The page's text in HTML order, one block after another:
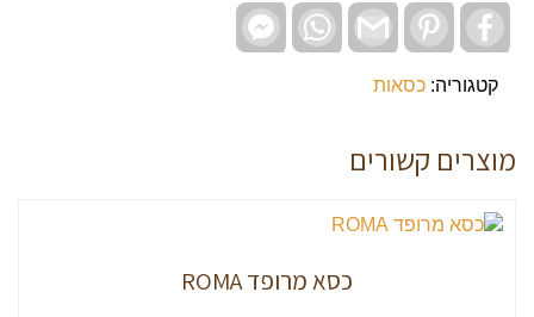
Facebook
Pinterest
Gmail
WhatsApp
Facebook
Messenger
קטגוריה: כסאות
מוצרים קשורים
כסא מרופד ROMA